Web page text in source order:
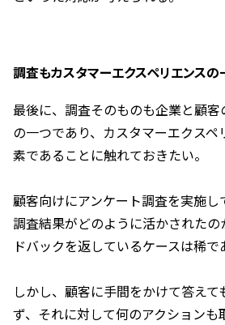
調査もカスタマーエクスペリエンスの
最後に、調査そのものも企業と顧
の一つであり、カスタマーエクス
素であることに触れておきたい。
顧客向けにアンケート調査を実施し
調査結果がどのように活かされた
ドバックを返しているケースは稀で
しかし、顧客に手間をかけて答えて
ず、それに対して何のアクションも